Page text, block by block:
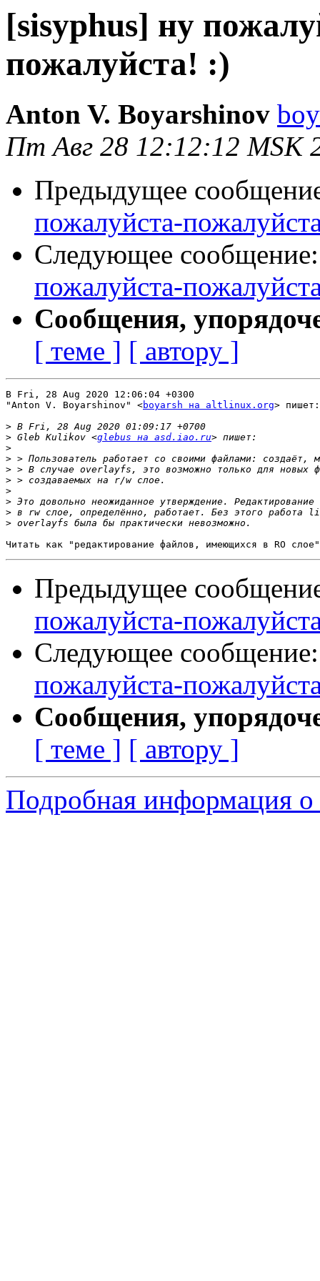
[sisyphus] ну
пожалуйста! :)
Anton V. Boyarshinov
Пт Авг 28 12:12:12 MSK
Предыдущее
пожалуйста-
Следующее
пожалуйста-
Сообщения,
[ теме ] [ автору ]
В Fri, 28 Aug 2020 12:06:04 +0300
"Anton V. Boyarshinov" <boyarsh на altlinux.org> пишет:
>
> Gleb Kulikov <glebus на asd.iao.ru
>
>
>
>
>
>
>
>
Предыдущее
пожалуйста-
Следующее
пожалуйста-
Сообщения,
[ теме ] [ автору ]
Подробная информация о